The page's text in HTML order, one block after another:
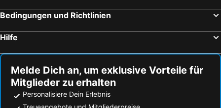
Bedingungen und Richtlinien
Hilfe
Melde Dich an, um exklusive Vorteile für
Mitglieder zu erhalten
Personalisiere Dein Erlebnis